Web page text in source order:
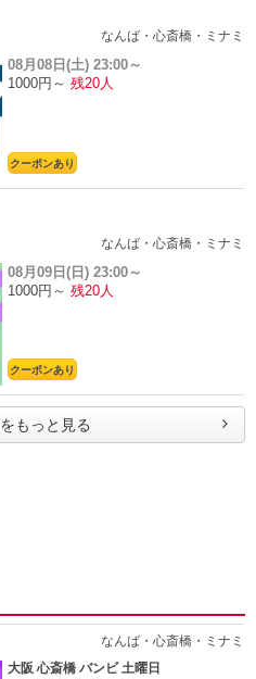
なんば・心斎橋・ミナミ
08月08日(土) 23:00～
1000円～ 残20人
クーポンあり
なんば・心斎橋・ミナミ
08月09日(日) 23:00～
1000円～ 残20人
クーポンあり
もっと見る
なんば・心斎橋・ミナミ
大阪 心斎橋 バンビ 土曜日